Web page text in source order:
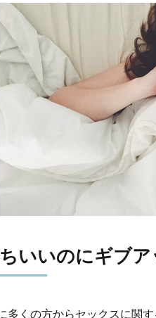
いいのにギブア
多くの方からセックスに関